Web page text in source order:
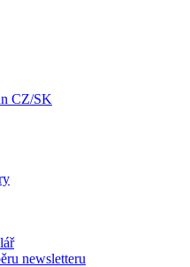
CZ/SK
newsletteru